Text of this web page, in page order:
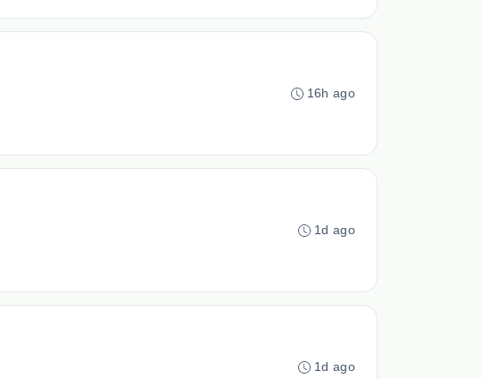
16h ago
1d ago
1d ago